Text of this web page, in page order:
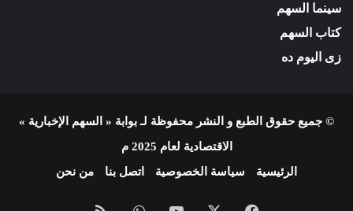
سينما السهم
كتاب السهم
زى اليوم ده
© جميع حقوق الطبع و النشر محفوظة لـ بوابة « السهم الإخبارية »
الاقتصادية لعام 2025 م
الرئيسية
سياسة الخصوصية اتصل بنا من نحن